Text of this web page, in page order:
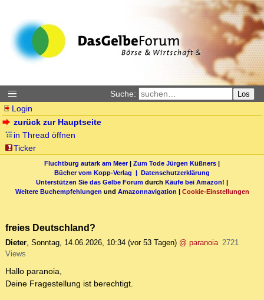
Suche: Los
Login
zurück zur Hauptseite
in Thread öffnen
Ticker
Fluchtburg autark am Meer| Zum Tode Jürgen Küßners |
Bücher vom Kopp-Verlag | Datenschutzerklärung
Unterstützen Sie das Gelbe Forum durch Käufe bei Amazon! |
Weitere Buchempfehlungen und Amazonnavigation | Cookie-Einstellungen
freies Deutschland?
Dieter, Sonntag, 14.06.2026, 10:34 (vor 53 Tagen) @ paranoia 2721
Views
Hallo paranoia,
Deine Fragestellung ist berechtigt.